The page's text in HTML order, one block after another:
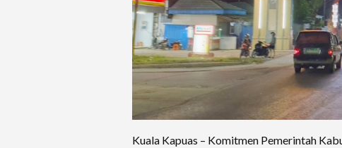
Kuala Kapuas – Komitmen Pemerintah